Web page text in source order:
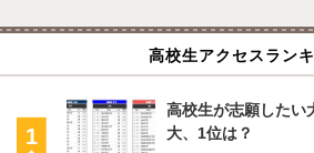
高校生アクセスラン
高校生が志願した
大、1位は？